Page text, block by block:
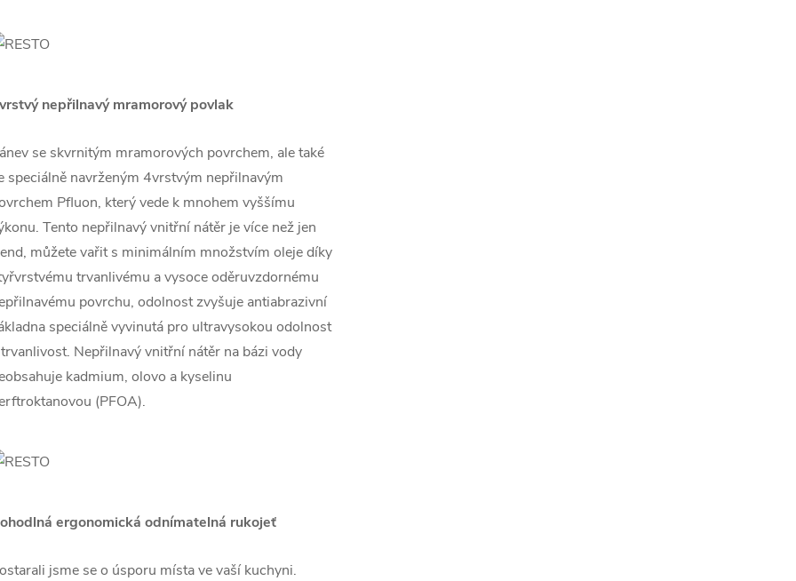
nepřilnavý mramorový povlak
se skvrnitým mramorových povrchem, ale také
speciálně navrženým 4vrstvým nepřilnavým
Pfluon, který vede k mnohem vyššímu
Tento nepřilnavý vnitřní nátěr je více než jen
můžete vařit s minimálním množstvím oleje díky
trvanlivému a vysoce oděruvzdornému
povrchu, odolnost zvyšuje antiabrazivní
speciálně vyvinutá pro ultravysokou odolnost
Nepřilnavý vnitřní nátěr na bázi vody
kadmium, olovo a kyselinu
(PFOA).
ergonomická odnímatelná rukojeť
jsme se o úsporu místa ve vaší kuchyni.